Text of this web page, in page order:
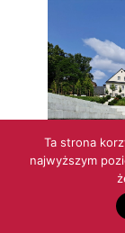
Ta strona
najwyższym